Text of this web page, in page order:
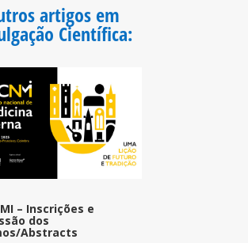
artigos em
Científica:
– Inscrições e
dos
Abstracts